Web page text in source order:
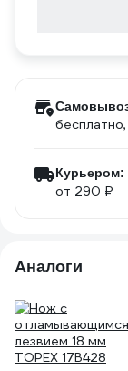
бесплатно
Курьером:
от 290 ₽
Аналоги